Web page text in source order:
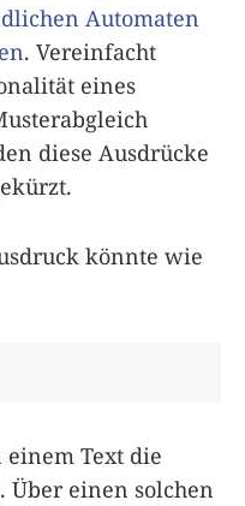
Automaten
. Vereinfacht
eines
diese Ausdrücke
könnte wie
Text die
Über einen solchen